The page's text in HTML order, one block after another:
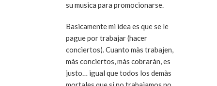
su musica para promocionarse.
Basicamente mi idea es que se le
pague por trabajar (hacer
conciertos). Cuanto màs trabajen,
màs conciertos, màs cobraràn, es
justo… igual que todos los demàs